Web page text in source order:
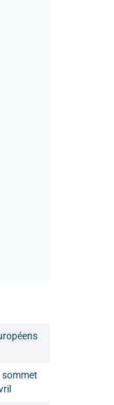
sommet